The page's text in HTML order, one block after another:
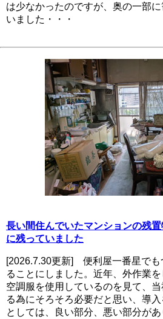
は少なかったのですが、奥の一部
いました・・・
長い間住んでいたマンションの残
に残っていました
[2026.7.30更新] 便利屋一番星でも
ることにしました。近年、外作業
空調服を使用しているのを見て、
る為にそろそろ必要だと思い、導
としては、良い部分、悪い部分が